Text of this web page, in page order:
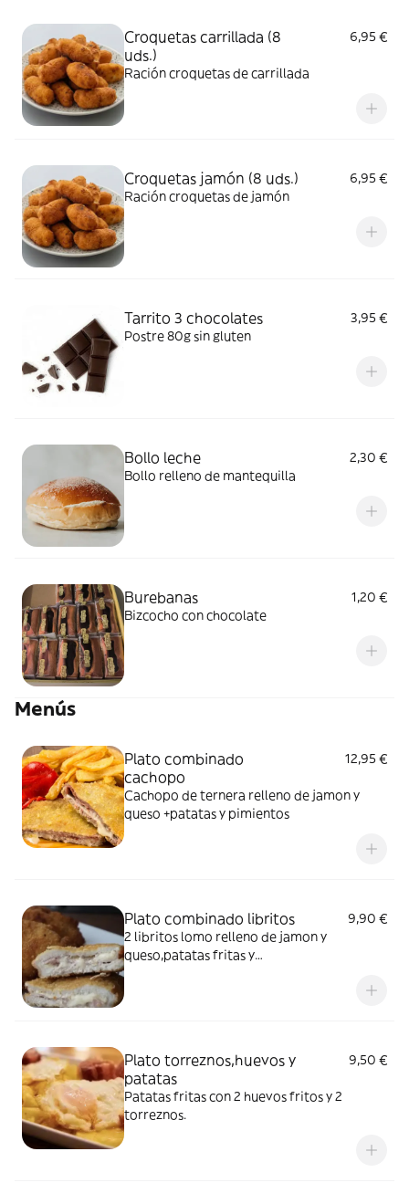
Croquetas carrillada (8
uds.)
6,95 €
Ración croquetas de carrillada
Croquetas jamón (8 uds.)
6,95 €
Ración croquetas de jamón
Tarrito 3 chocolates
3,95 €
Postre 80g sin gluten
Bollo leche
2,30 €
Bollo relleno de mantequilla
Burebanas
1,20 €
Bizcocho con chocolate
Menús
Plato combinado
cachopo
12,95 €
Cachopo de ternera relleno de jamon y
queso +patatas y pimientos
Plato combinado libritos
9,90 €
2 libritos lomo relleno de jamon y
queso,patatas fritas y
Plato torreznos,huevos y
patatas
9,50 €
Patatas fritas con 2 huevos fritos y 2
torreznos.